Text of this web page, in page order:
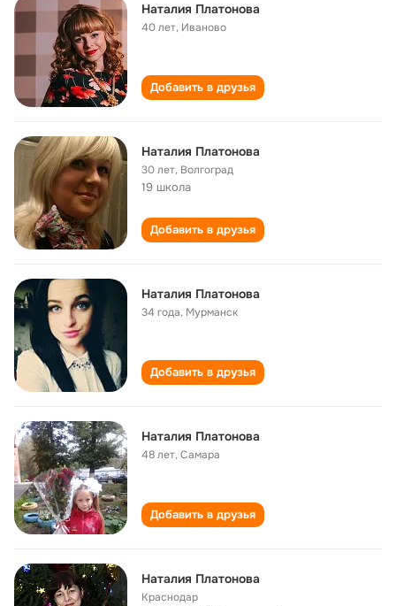
Наталия Платонова
40 лет, Иваново
Добавить в друзья
Наталия Платонова
30 лет, Волгоград
19 школа
Добавить в друзья
Наталия Платонова
34 года, Мурманск
Добавить в друзья
Наталия Платонова
48 лет,Самара
Добавить в друзья
Наталия Платонова
Краснодар